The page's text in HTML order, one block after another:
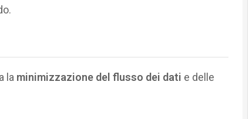
la minimizzazione del flusso dei dati e delle